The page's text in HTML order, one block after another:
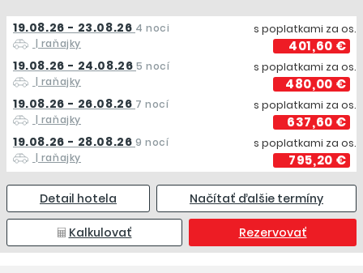
19.08.26 - 23.08.26 4 noci
| raňajky
s poplatkami za os.
401,60 €
19.08.26 - 24.08.26 5 nocí
| raňajky
s poplatkami za os.
480,00 €
19.08.26 - 26.08.26 7 nocí
| raňajky
s poplatkami za os.
637,60 €
19.08.26 - 28.08.26 9 nocí
| raňajky
s poplatkami za os.
795,20 €
Detail hotela Načítať ďalšie termíny
Kalkulovať Rezervovať